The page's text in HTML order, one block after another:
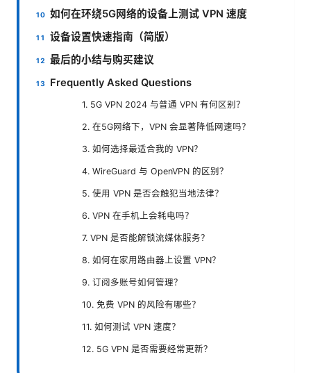
如何在环绕5G网络的设备上测试 VPN 速度
设备设置快速指南（简版）
最后的小结与购买建议
Frequently Asked Questions
1. 5G VPN 2024 与普通 VPN 有何区别？
2. 在5G网络下，VPN 会显著降低网速吗？
3. 如何选择最适合我的 VPN？
4. WireGuard 与 OpenVPN 的区别？
5. 使用 VPN 是否会触犯当地法律？
6. VPN 在手机上会耗电吗？
7. VPN 是否能解锁流媒体服务？
8. 如何在家用路由器上设置 VPN？
9. 订阅多账号如何管理？
10. 免费 VPN 的风险有哪些？
11. 如何测试 VPN 速度？
12. 5G VPN 是否需要经常更新？